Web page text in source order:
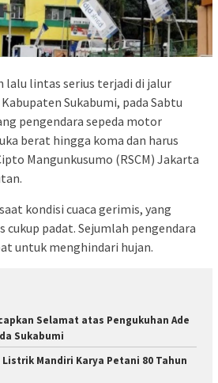
lalu lintas serius terjadi di jalur
Sukabumi, pada Sabtu
pengendara sepeda motor
berat hingga koma dan harus
Mangunkusumo (RSCM) Jakarta
kondisi cuaca gerimis, yang
padat. Sejumlah pengendara
untuk menghindari hujan.
Selamat atas Pengukuhan Ade
Sukabumi
Listrik Mandiri Karya Petani 80 Tahun